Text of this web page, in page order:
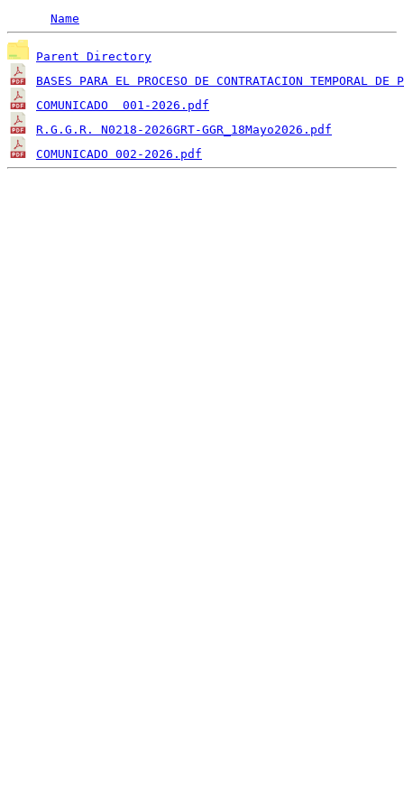
Name
Parent Directory
BASES PARA EL PROCESO DE CONTRATACION TEMPORAL
COMUNICADO  001-2026.pdf
R.G.G.R. N0218-2026GRT-GGR_18Mayo2026.pdf
COMUNICADO 002-2026.pdf